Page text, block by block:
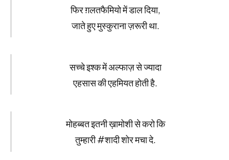
फिर ग़लतफैमियो में डाल दिया,
जाते हुए मुस्कुराना ज़रूरी था.
सच्चे इश्क में अल्फाज़ से ज्यादा
एहसास की एहमियत होती है.
मोहब्बत इतनी ख़ामोशी से करो कि
तुम्हारी #शादी शोर मचा दे.